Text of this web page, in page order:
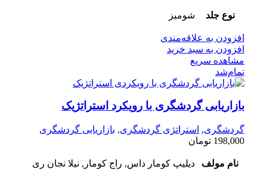
نوع جلد شومیز
افزودن به علاقه‌مندی
افزودن به سبد خرید
مشاهده سریع
تمام‌شد
بازاریابی گردشگری با رویکرد استراتژیک
گردشگری, استراتژی گردشگری, بازاریابی گردشگری
198,000 تومان
نام مولف دیلیپ کومار داس, راج کومار, نیلا نجان ری